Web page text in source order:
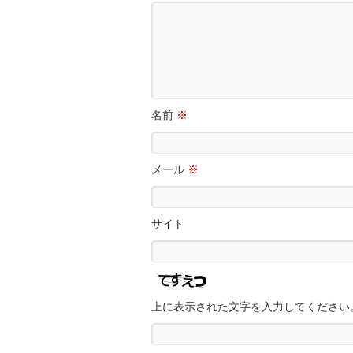
名前 ※
メール ※
サイト
上に表示された文字を入力してください